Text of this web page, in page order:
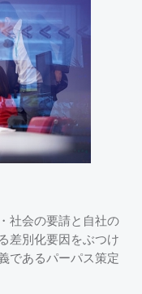
社会の要請と自社の
差別化要因をぶつけ
であるパーパス策定